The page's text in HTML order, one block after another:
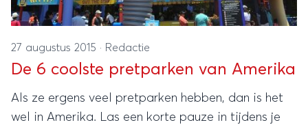
27 augustus 2015 · Redactie
De 6 coolste pretparken van Amerika
Als ze ergens veel pretparken hebben, dan is het
wel in Amerika. Las een korte pauze in tijdens je